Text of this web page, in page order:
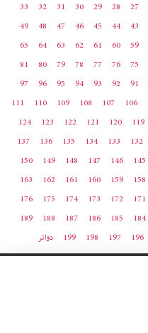
27
28
29
30
31
32
33
43
44
45
46
47
48
49
59
60
61
62
63
64
65
75
76
77
78
79
80
81
91
92
93
94
95
96
97
106
107
108
109
110
111
119
120
121
122
123
124
132
133
134
135
136
137
145
146
147
148
149
150
158
159
160
161
162
163
171
172
173
174
175
176
184
185
186
187
188
189
196
197
198
199 دواتر